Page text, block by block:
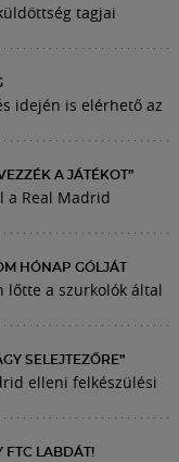
tagjai
idején is elérhető az
A JÁTÉKOT”
a Real Madrid
HÓNAP GÓLJÁT
lőtte a szurkolók által
SELEJTEZŐRE”
elleni felkészülési
FTC LABDÁT!